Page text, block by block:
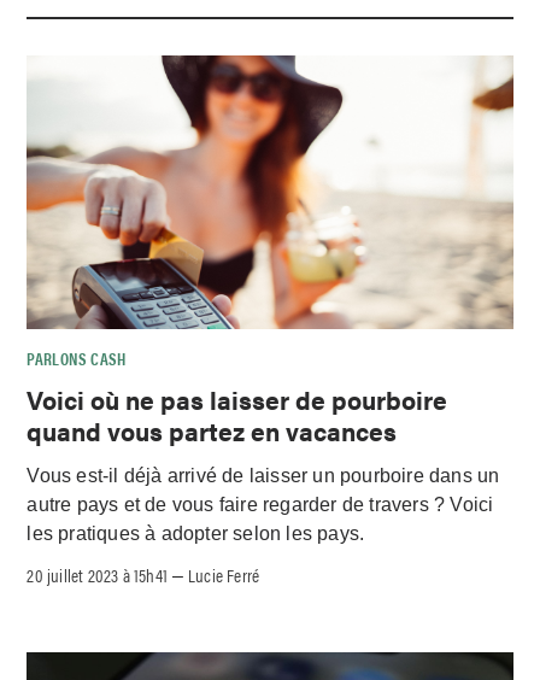
PARLONS CASH
Voici où ne pas laisser de pourboire
quand vous partez en vacances
Vous est-il déjà arrivé de laisser un pourboire dans un
autre pays et de vous faire regarder de travers ? Voici
les pratiques à adopter selon les pays.
20 juillet 2023 à 15h41 – Lucie Ferré